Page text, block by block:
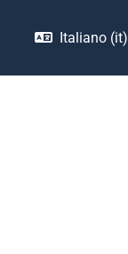
Italiano ‎(it)‎